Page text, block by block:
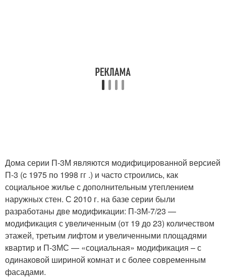
Дома серии П-3М являются модифицированной версией
П-3 (c 1975 по 1998 гг .) и часто строились, как
социальное жилье с дополнительным утеплением
наружных стен. С 2010 г. на базе серии были
разработаны две модификации: П-3М-7/23 —
модификация с увеличенным (от 19 до 23) количеством
этажей, третьим лифтом и увеличенными площадями
квартир и П-3МС — «социальная» модификация – с
одинаковой шириной комнат и с более современным
фасадами.